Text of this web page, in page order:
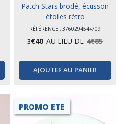
Patch Stars brodé, écusson
étoiles rétro
RÉFÉRENCE : 3760294544709
3€40 AU LIEU DE 4€85
AJOUTER AU PANIER
PROMO ETE